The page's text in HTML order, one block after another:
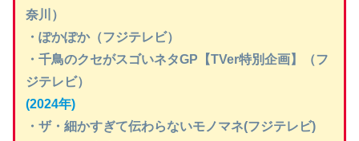
奈川）
・ぽかぽか（フジテレビ）
・千鳥のクセがスゴいネタGP【TVer特別企画】（フ
ジテレビ）
(2024年)
・ザ・細かすぎて伝わらないモノマネ(フジテレビ)